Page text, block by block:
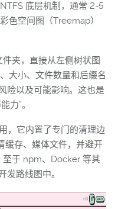
底层机制，通常 2-5
色空间图（Treemap）
夹，直接从左侧树状图
大小、文件数量和后缀名
险以及可能影响。这也是
力”。
，它内置了专门的清理边
缓存、媒体文件，并避开
至于 npm、Docker 等其
发路线图中。